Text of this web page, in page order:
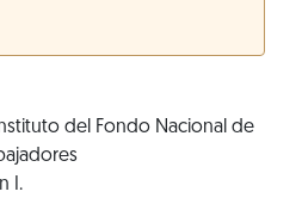
del Fondo Nacional de
I.